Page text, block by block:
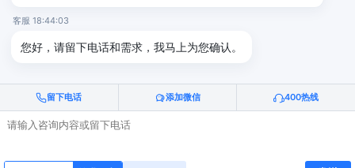
客服 18:44:03
您好，请留下电话和需求，我马上为您确认。
留下电话 添加微信 400热线